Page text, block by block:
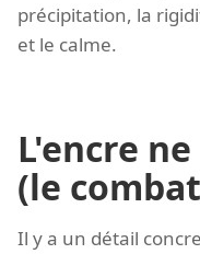
précipitation, la
et le calme.
L'encre
(le
Il y a un détail